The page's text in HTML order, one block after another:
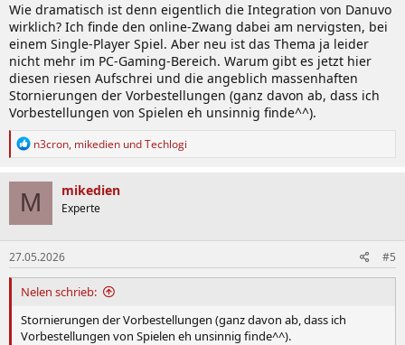
Wie dramatisch ist denn eigentlich die Integration von Danuvo
wirklich? Ich finde den online-Zwang dabei am nervigsten, bei
einem Single-Player Spiel. Aber neu ist das Thema ja leider
nicht mehr im PC-Gaming-Bereich. Warum gibt es jetzt hier
diesen riesen Aufschrei und die angeblich massenhaften
Stornierungen der Vorbestellungen (ganz davon ab, dass ich
Vorbestellungen von Spielen eh unsinnig finde^^).
R
k
t
o
n
e
n
:
n3cron, mikedien undTechlogi
M mikedien
Experte
27.05.2026 #5
Nelen schrieb:
Stornierungen der Vorbestellungen (ganz davon ab, dass ich
Vorbestellungen von Spielen eh unsinnig finde^^).